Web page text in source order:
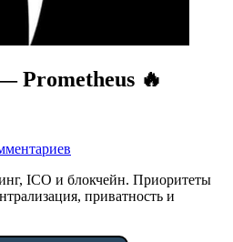
Prometheus 🔥
ICO и блокчейн. Приоритеты
приватность и